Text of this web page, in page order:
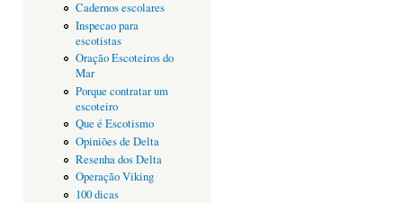
Cadernos escolares
Inspecao para
escotistas
Oração Escoteiros do
Mar
Porque contratar um
escoteiro
Que é Escotismo
Opiniões de Delta
Resenha dos Delta
Operação Viking
100 dicas